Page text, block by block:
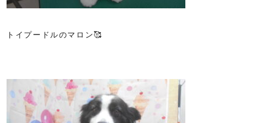
トイプードルのマロン🥰